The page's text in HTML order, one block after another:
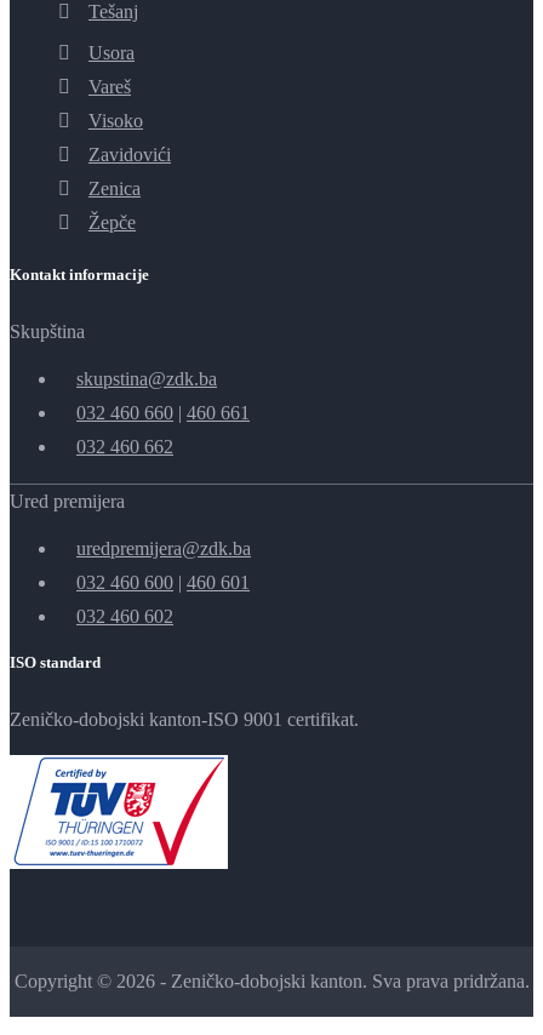
Tešanj
Usora
Vareš
Visoko
Zavidovići
Zenica
Žepče
Kontakt informacije
Skupština
skupstina@zdk.ba
032 460 660 | 460 661
032 460 662
Ured premijera
uredpremijera@zdk.ba
032 460 600 | 460 601
032 460 602
ISO standard
Zeničko-dobojski kanton-ISO 9001 certifikat.
Copyright © 2026 - Zeničko-dobojski kanton. Sva prava pridržana.